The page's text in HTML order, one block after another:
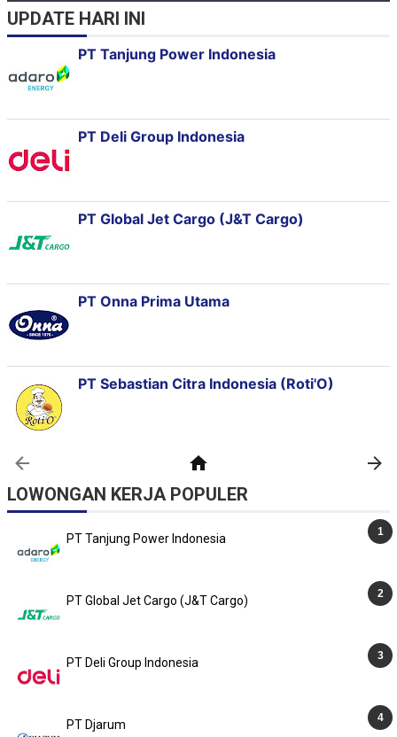
UPDATE HARI INI
LOWONGAN KERJA POPULER
PT Tanjung Power Indonesia
PT Global Jet Cargo (J&T Cargo)
PT Deli Group Indonesia
PT Djarum